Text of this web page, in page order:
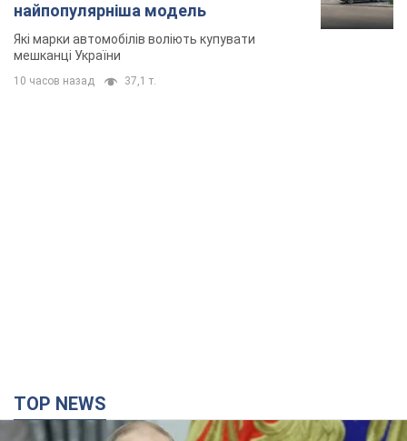
найпопулярніша модель
Які марки автомобілів воліють купувати
мешканці України
10 часов назад 37,1 т.
TOP NEWS